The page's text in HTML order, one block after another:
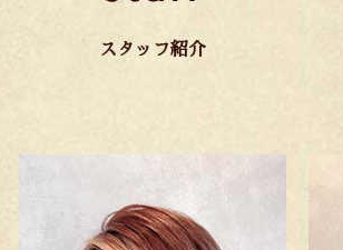
スタッフ紹介